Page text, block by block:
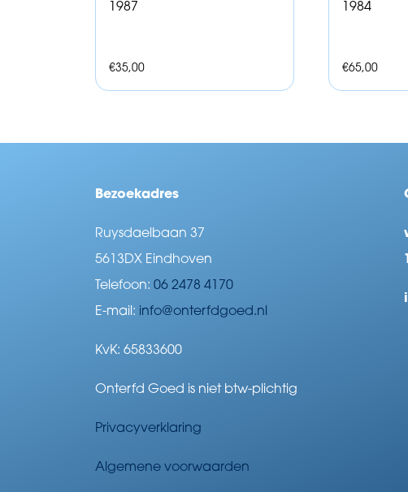
1987
€35,00
1984
€65,00
Bezoekadres
Ruysdaelbaan 37
5613DX Eindhoven
Telefoon: 06 2478 4170
E-mail: info@onterfdgoed.nl
KvK: 65833600
Onterfd Goed is niet btw-plichtig
Privacyverklaring
Algemene voorwaarden